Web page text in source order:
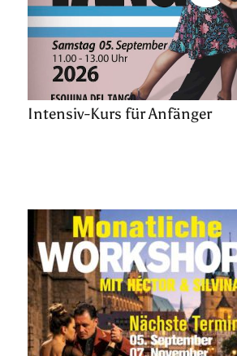
Intensiv-Kurs für Anfänger